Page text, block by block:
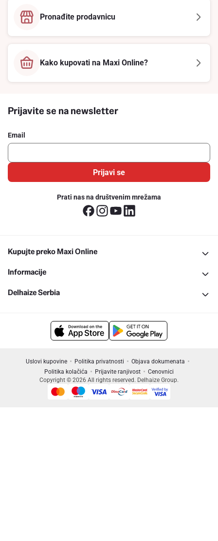
Pronađite prodavnicu
Kako kupovati na Maxi Online?
Prijavite se na newsletter
Email
Prijavi se
Prati nas na društvenim mrežama
Kupujte preko Maxi Online
Informacije
Delhaize Serbia
Uslovi kupovine Politika privatnosti
Objava dokumenata
Politika kolačića
Prijavite ranjivost
Cenovnici
Copyright © 2026 All rights reserved. Delhaize Group.